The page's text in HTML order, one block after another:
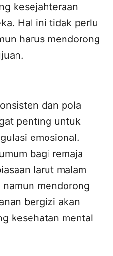
kesejahteraan
Hal ini tidak perlu
harus mendorong
dan pola
penting untuk
emosional.
bagi remaja
larut malam
namun mendorong
bergizi akan
kesehatan mental